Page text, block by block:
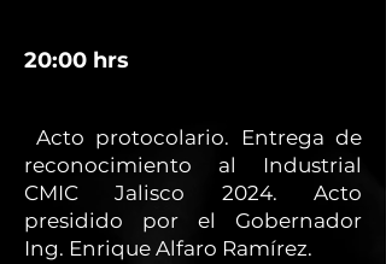
20:00 hrs
Acto protocolario. Entrega de
reconocimiento al Industrial
CMIC Jalisco 2024. Acto
presidido por el Gobernador
Ing. Enrique Alfaro Ramírez.